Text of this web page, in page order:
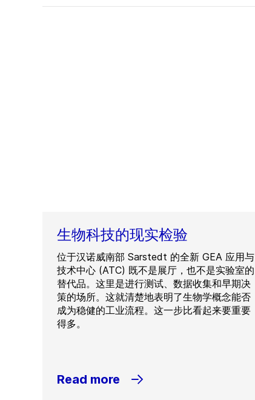
生物科技的现实检验
位于汉诺威南部 Sarstedt 的全新 GEA 应用与
技术中心 (ATC) 既不是展厅，也不是实验室的
替代品。这里是进行测试、数据收集和早期决
策的场所。这就清楚地表明了生物学概念能否
成为稳健的工业流程。这一步比看起来要重要
得多。
Read more